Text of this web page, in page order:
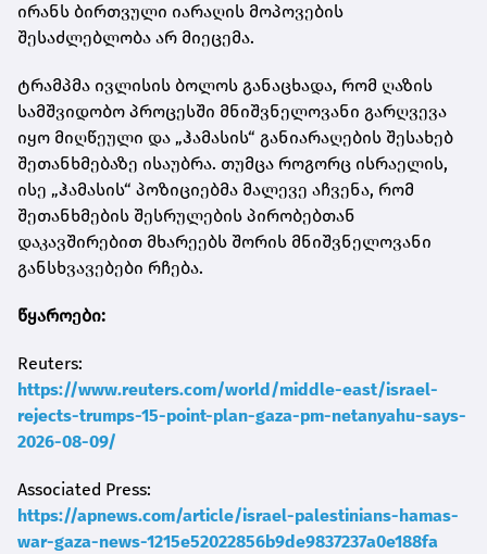
ირანს ბირთვული იარაღის მოპოვების
შესაძლებლობა არ მიეცემა.
ტრამპმა ივლისის ბოლოს განაცხადა, რომ ღაზის
სამშვიდობო პროცესში მნიშვნელოვანი გარღვევა
იყო მიღწეული და „ჰამასის“ განიარაღების შესახებ
შეთანხმებაზე ისაუბრა. თუმცა როგორც ისრაელის,
ისე „ჰამასის“ პოზიციებმა მალევე აჩვენა, რომ
შეთანხმების შესრულების პირობებთან
დაკავშირებით მხარეებს შორის მნიშვნელოვანი
განსხვავებები რჩება.
წყაროები:
Reuters:
https://www.reuters.com/world/middle-east/israel-
rejects-trumps-15-point-plan-gaza-pm-netanyahu-says-
2026-08-09/
Associated Press:
https://apnews.com/article/israel-palestinians-hamas-
war-gaza-news-1215e52022856b9de9837237a0e188fa